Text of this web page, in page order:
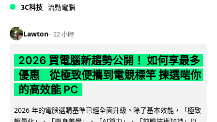
3C科技 流動電腦
Lawton 22 小時
2026 買電腦新趨勢公開！ 如何享最多
優惠 從極致便攜到電競標竿 揀選啱你
的高效能 PC
2026 年的電腦選購基準已經全面升級。除了基本效能，「極致